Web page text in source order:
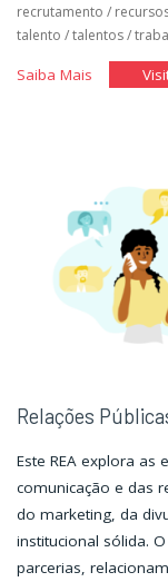
recrutamento /
talento /talentos/
Saiba Mais"Você
I"
Relações
Este REA explora as
comunicação e das
do marketing, da
institucional sólida.
parcerias,